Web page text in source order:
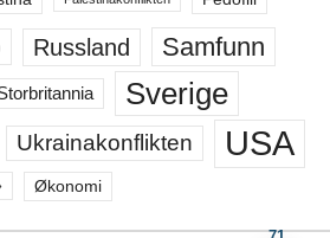
Russland Samfunn
Sverige
Ukrainakonflikten USA
Økonomi